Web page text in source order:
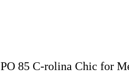
PO 85 C-rolina Chic for